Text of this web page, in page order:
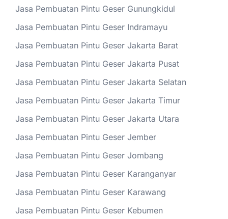
Jasa Pembuatan Pintu Geser Gunungkidul
Jasa Pembuatan Pintu Geser Indramayu
Jasa Pembuatan Pintu Geser Jakarta Barat
Jasa Pembuatan Pintu Geser Jakarta Pusat
Jasa Pembuatan Pintu Geser Jakarta Selatan
Jasa Pembuatan Pintu Geser Jakarta Timur
Jasa Pembuatan Pintu Geser Jakarta Utara
Jasa Pembuatan Pintu Geser Jember
Jasa Pembuatan Pintu Geser Jombang
Jasa Pembuatan Pintu Geser Karanganyar
Jasa Pembuatan Pintu Geser Karawang
Jasa Pembuatan Pintu Geser Kebumen